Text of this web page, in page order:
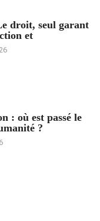
droit, seul garant
et
: où est passé le
?